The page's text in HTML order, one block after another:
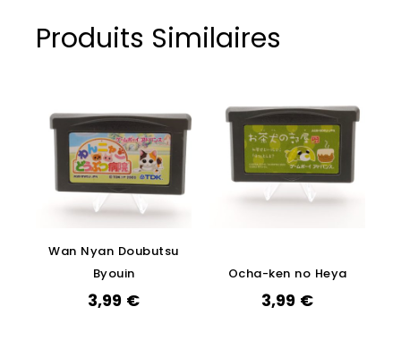
Produits Similaires
Wan Nyan Doubutsu
Byouin
3,99 €
Ocha-ken no Heya
3,99 €